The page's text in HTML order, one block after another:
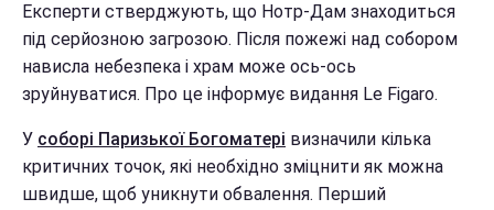
Експерти стверджують, що Нотр-Дам знаходиться
під серйозною загрозою. Після пожежі над собором
нависла небезпека і храм може ось-ось
зруйнуватися. Про це інформує видання Le Figaro.
У соборі Паризької Богоматері визначили кілька
критичних точок, які необхідно зміцнити як можна
швидше, щоб уникнути обвалення. Перший